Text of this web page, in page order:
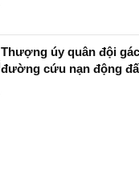
Thượng úy quân đội
đường cứu nạn động